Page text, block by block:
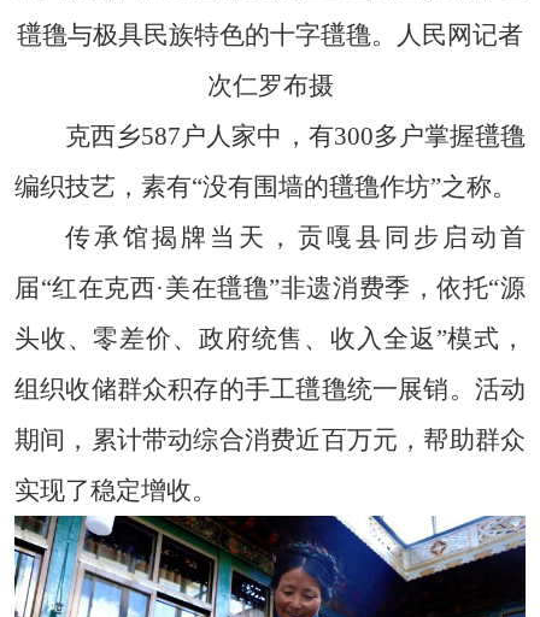
氆氇与极具民族特色的十字氆氇。人民网记者
次仁罗布摄
克西乡587户人家中，有300多户掌握氆氇
编织技艺，素有“没有围墙的氆氇作坊”之称。
传承馆揭牌当天，贡嘎县同步启动首
届“红在克西·美在氆氇”非遗消费季，依托“源
头收、零差价、政府统售、收入全返”模式，
组织收储群众积存的手工氆氇统一展销。活动
期间，累计带动综合消费近百万元，帮助群众
实现了稳定增收。